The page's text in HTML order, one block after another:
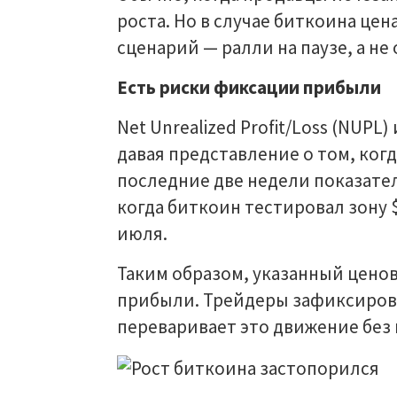
роста. Но в случае биткоина
сценарий — ралли на паузе, а
Есть риски фиксации прибыли
Net Unrealized Profit/Loss
давая представление о том,
последние две недели
когда биткоин тестировал зону
июля.
Таким образом, указанный
прибыли. Трейдеры
переваривает это движение